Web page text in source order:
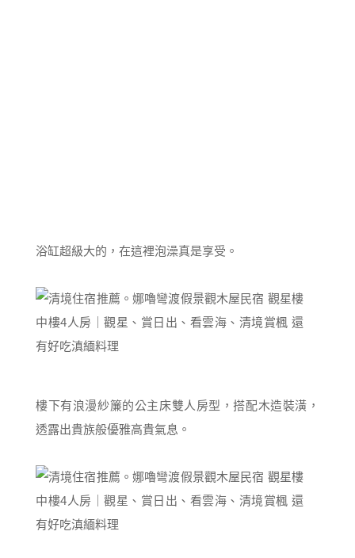
浴缸超級大的，在這裡泡澡真是享受。
樓下有浪漫紗簾的公主床雙人房型，搭配木造裝潢，
透露出貴族般優雅高貴氣息。